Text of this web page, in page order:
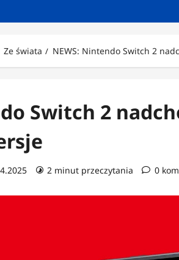
Ze świata NEWS: Nintendo Switch 2
Switch 2
2 minut przeczytania 0